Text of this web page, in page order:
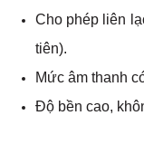
Cho phép liên
tiên).
Mức âm thanh
Độ bền cao,